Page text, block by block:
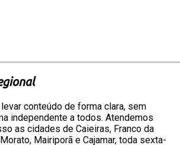
conteúdo de forma clara, sem
independente a todos. Atendemos
as cidades de Caieiras, Franco da
Mairiporã e Cajamar, toda sexta-